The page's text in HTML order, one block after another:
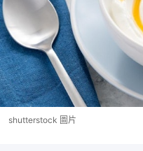
shutterstock 圖片